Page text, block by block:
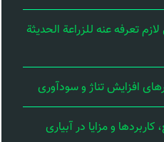
تعرفه عنه للزراعة الحديثة
افزایش تناژ و سودآوری